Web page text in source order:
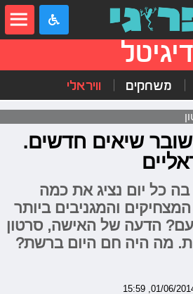
דיגיטל
משחקים וויראלי
שובר שיאים חדשים.
בה כל יום נציג את כמה
המצחיקים והמגניבים ביותר
הדעה של האישה, סרטון
מה היה חם היום ברשת?